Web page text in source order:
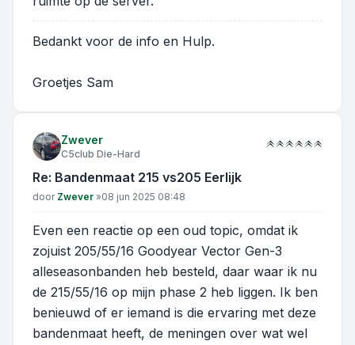
Bedankt voor de info en Hulp.
Groetjes Sam
Zwever
C5club Die-Hard
Re: Bandenmaat 215 vs205 Eerlijk
Bericht
door Zwever »08 jun 2025 08:48
Even een reactie op een oud topic, omdat ik
zojuist 205/55/16 Goodyear Vector Gen-3
alleseasonbanden heb besteld, daar waar ik nu
de 215/55/16 op mijn phase 2 heb liggen. Ik ben
benieuwd of er iemand is die ervaring met deze
bandenmaat heeft, de meningen over wat wel